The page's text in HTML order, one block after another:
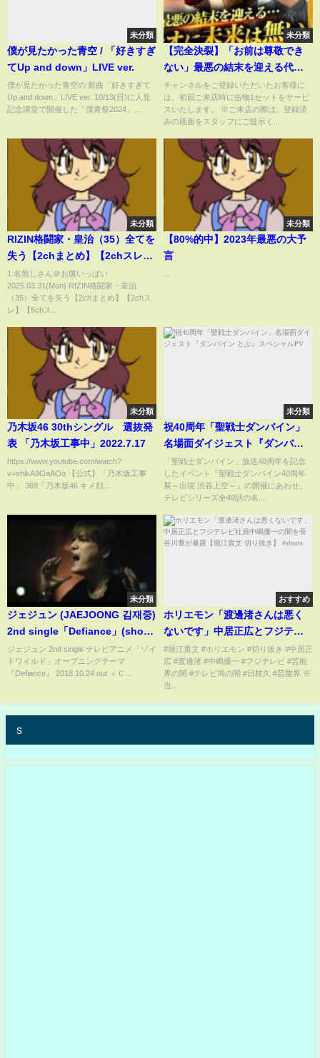
未分類
僕が見たかった青空 / 「好きすぎ
てUp and down」LIVE ver.
僕が見たかった青空の 新曲「好きすぎて
Up and down」LIVE ver. 10/13(日)に人見
記念講堂で開催した「僕青祭2024」...
未分類
【完全決裂】「お前は尊敬でき
ない」最悪の結末を迎える代表
辞任問題
チャンネルをご登録いただいたお客様に
は、初回ご来店時に缶物1セットをサービ
スいたします。 ※ご来店の際は、登録済
みの画面をスタッフにご提示く...
未分類
RIZIN格闘家・皇治（35）全てを
失う【2chまとめ】【2chスレ】
【5chスレ】
1:名無しさん＠お腹いっぱい
2025.03.31(Mon) RIZIN格闘家・皇治
（35）全てを失う【2chまとめ】【2chス
レ】【5chス...
未分類
【80%的中】2023年最悪の大予
言
未分類
乃木坂46 30thシングル 選抜発
表 「乃木坂工事中」2022.7.17
https://www.youtube.com/watch?
v=shikA9OaAOo 【公式】「乃木坂工事
中」 369「乃木坂46 キメ顔...
未分類
祝40周年「聖戦士ダンバイン」
名場面ダイジェスト『ダンバイ
ン とぶ』スペシャルPV
「聖戦士ダンバイン」放送40周年を記念
したイベント『聖戦士ダンバイン40周年
展～出現 渋谷上空～』の開催にあわせ、
テレビシリーズ全49話の名...
未分類
ジェジュン (JAEJOONG 김재중)
2nd single「Defiance」(short
ver.)
ジェジュン 2nd single テレビアニメ「ゾイ
ドワイルド」オープニングテーマ
『Defiance』 2018.10.24 out ＜Ｃ...
おすすめ
ホリエモン「渡邊渚さんは悪く
ないです」中居正広とフジテレ
ビ社員中嶋優一の闇を長谷川豊
が暴露【堀江貴文 切り抜き】
#shorts
#堀江貴文 #ホリエモン #切り抜き #中居正
広 #渡邊渚 #中嶋優一 #フジテレビ #芸能
界の闇 #テレビ局の闇 #日枝久 #芸能界 ※
当...
s